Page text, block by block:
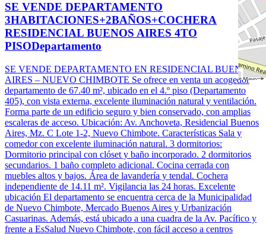
SE VENDE DEPARTAMENTO
3HABITACIONES+2BAÑOS+COCHERA
RESIDENCIAL BUENOS AIRES 4TO
PISODepartamento
SE VENDE DEPARTAMENTO EN RESIDENCIAL BUENOS
AIRES – NUEVO CHIMBOTE Se ofrece en venta un acogedor
departamento de 67.40 m², ubicado en el 4.º piso (Departamento
405), con vista externa, excelente iluminación natural y ventilación.
Forma parte de un edificio seguro y bien conservado, con amplias
escaleras de acceso. Ubicación: Av. Anchoveta, Residencial Buenos
Aires, Mz. C Lote 1-2, Nuevo Chimbote. Características Sala y
comedor con excelente iluminación natural. 3 dormitorios:
Dormitorio principal con clóset y baño incorporado. 2 dormitorios
secundarios. 1 baño completo adicional. Cocina cerrada con
muebles altos y bajos. Área de lavandería y tendal. Cochera
independiente de 14.11 m². Vigilancia las 24 horas. Excelente
ubicación El departamento se encuentra cerca de la Municipalidad
de Nuevo Chimbote, Mercado Buenos Aires y Urbanización
Casuarinas. Además, está ubicado a una cuadra de la Av. Pacífico y
frente a EsSalud Nuevo Chimbote, con fácil acceso a centros